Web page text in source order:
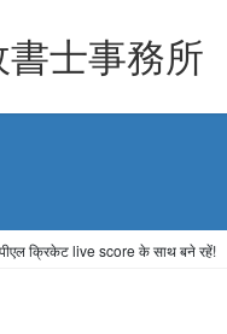
士事務所
क्रिकेट live score के साथ बने रहें!